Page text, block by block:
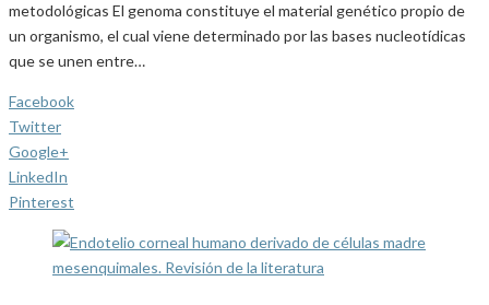
metodológicas El genoma constituye el material genético propio de
un organismo, el cual viene determinado por las bases nucleotídicas
que se unen entre…
Facebook
Twitter
Google+
LinkedIn
Pinterest